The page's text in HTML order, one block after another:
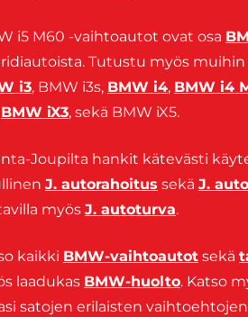
i5 M60 -vaihtoautot ovat osa
Tutustu myös
i3, BMW i3s, BMW i4, BMW i4
BMW iX3, sekä BMW iX5.
Joupilta hankit kätevästi
J. autorahoitus sekä J.
myös J. autoturva.
kaikki BMW-vaihtoautot sekä
laadukas BMW-huolto. Katso
satojen erilaisten